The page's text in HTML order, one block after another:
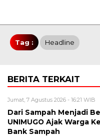
Tag : Headline
BERITA TERKAIT
Jumat, 7 Agustus 2026 - 16:21 WIB
Dari Sampah Menjadi
UNIMUGO Ajak Warga
Bank Sampah